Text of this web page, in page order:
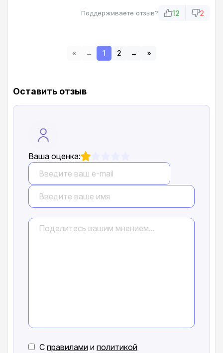
свыше того. Цену на автомобили не знают даже
Поддерживаете отзыв? 12 2
« ← 1 2 → »
Оставить отзыв
Ваша оценка:
С правилами и политикой